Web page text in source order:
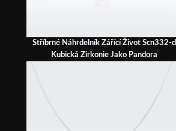
Stříbrné Náhrdelník Zářící Život Scn332-d
Kubická Zirkonie Jako Pandora